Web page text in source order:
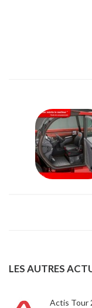
LES AUTRES
Actis Tour